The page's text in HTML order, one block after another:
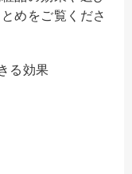
めをご覧くださ
る効果